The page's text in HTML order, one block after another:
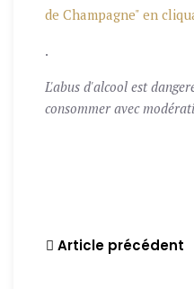
de Champagne" en
.
L'abus d'alcool est
consommer avec
Article précédent